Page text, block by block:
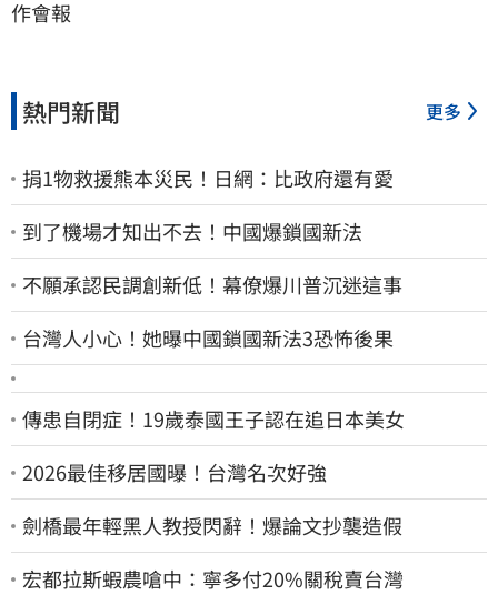
作會報
熱門新聞 更多
捐1物救援熊本災民！日網：比政府還有愛
到了機場才知出不去！中國爆鎖國新法
不願承認民調創新低！幕僚爆川普沉迷這事
台灣人小心！她曝中國鎖國新法3恐怖後果
傳患自閉症！19歲泰國王子認在追日本美女
2026最佳移居國曝！台灣名次好強
劍橋最年輕黑人教授閃辭！爆論文抄襲造假
宏都拉斯蝦農嗆中：寧多付20%關稅賣台灣